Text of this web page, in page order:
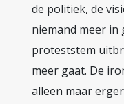
de politiek, de
niemand meer in
proteststem
meer gaat. De
alleen maar